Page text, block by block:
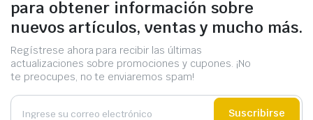
para obtener información sobre
nuevos artículos, ventas y mucho más.
Regístrese ahora para recibir las últimas
actualizaciones sobre promociones y cupones. ¡No
te preocupes, no te enviaremos spam!
Suscribirse